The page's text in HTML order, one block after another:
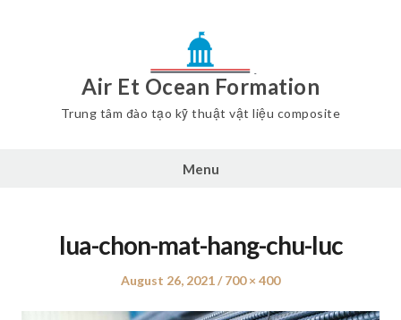
Air Et Ocean Formation
Trung tâm đào tạo kỹ thuật vật liệu composite
Menu
lua-chon-mat-hang-chu-luc
Posted
August 26, 2021
Full
700 × 400